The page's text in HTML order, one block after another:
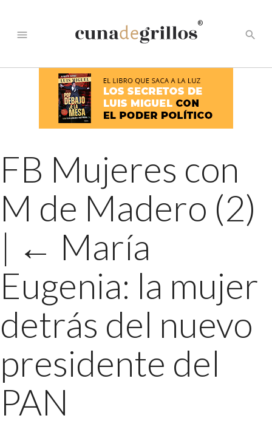
menu
®
search
FB Mujeres con
M de Madero (2)
| ← María
Eugenia: la mujer
detrás del nuevo
presidente del
PAN